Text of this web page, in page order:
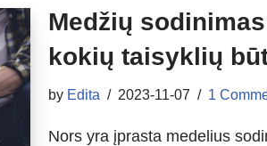
Medžių
kokių taisyklių
by Edita 2023-11-07 1
Nors yra įprasta medelius